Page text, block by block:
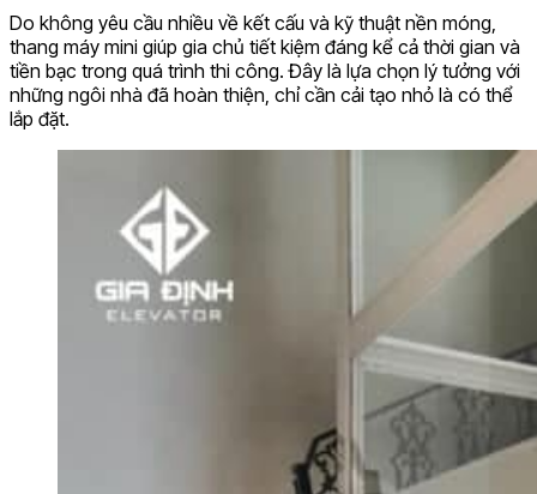
Do không yêu cầu nhiều về kết cấu và kỹ thuật nền móng,
thang máy mini giúp gia chủ tiết kiệm đáng kể cả thời gian và
tiền bạc trong quá trình thi công. Đây là lựa chọn lý tưởng với
những ngôi nhà đã hoàn thiện, chỉ cần cải tạo nhỏ là có thể
lắp đặt.